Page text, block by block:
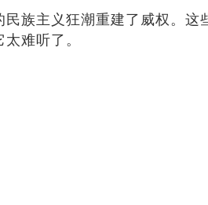
族主义狂潮重建了威权。这
难听了。